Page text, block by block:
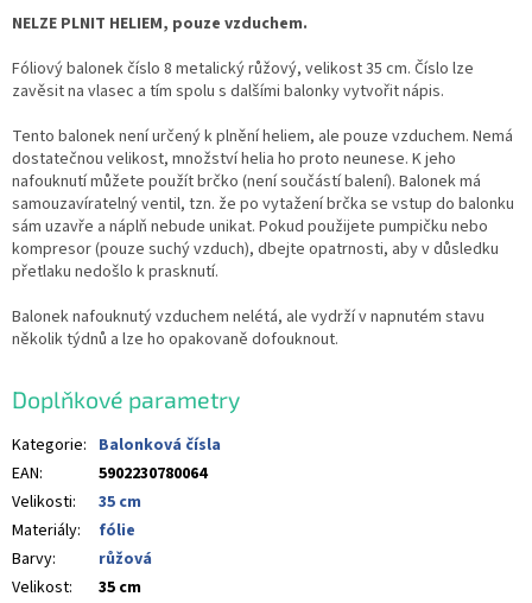
NELZE PLNIT HELIEM, pouze vzduchem.
Fóliový balonek číslo 8 metalický růžový, velikost 35 cm. Číslo lze
zavěsit na vlasec a tím spolu s dalšími balonky vytvořit nápis.
Tento balonek není určený k plnění heliem, ale pouze vzduchem. Nemá
dostatečnou velikost, množství helia ho proto neunese. K jeho
nafouknutí můžete použít brčko (není součástí balení). Balonek má
samouzavíratelný ventil, tzn. že po vytažení brčka se vstup do balonku
sám uzavře a náplň nebude unikat. Pokud použijete pumpičku nebo
kompresor (pouze suchý vzduch), dbejte opatrnosti, aby v důsledku
přetlaku nedošlo k prasknutí.
Balonek nafouknutý vzduchem nelétá, ale vydrží v napnutém stavu
několik týdnů a lze ho opakovaně dofouknout.
Doplňkové parametry
Kategorie: Balonková čísla
EAN:
5902230780064
Velikosti:
35 cm
Materiály:
fólie
Barvy:
růžová
Velikost:
35 cm